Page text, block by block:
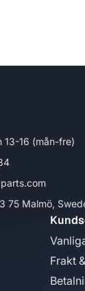
16 (mån-fre)
75 Malmö,
Frakt